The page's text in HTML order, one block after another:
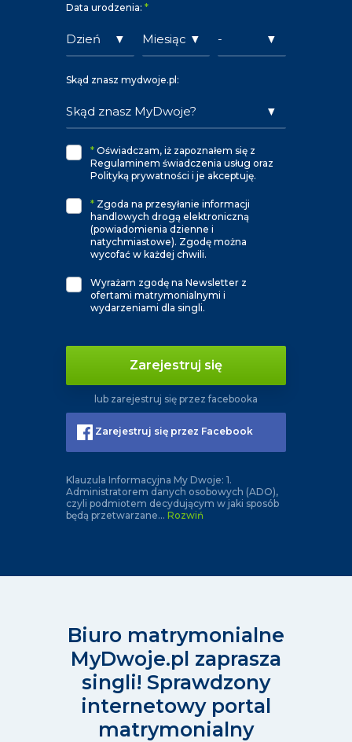
Data urodzenia: *
Skąd znasz mydwoje.pl:
* Oświadczam, iż zapoznałem się z
Regulaminem świadczenia usług oraz
Polityką prywatności i je akceptuję.
* Zgoda na przesyłanie informacji
handlowych drogą elektroniczną
(powiadomienia dzienne i
natychmiastowe). Zgodę można
wycofać w każdej chwili.
Wyrażam zgodę na Newsletter z
ofertami matrymonialnymi i
wydarzeniami dla singli.
Zarejestruj się
lub zarejestruj się przez facebooka
Zarejestruj się przez Facebook
Klauzula Informacyjna My Dwoje: 1.
Administratorem danych osobowych (ADO),
czyli podmiotem decydującym w jaki sposób
będą przetwarzane... Rozwiń
Biuro matrymonialne
MyDwoje.pl zaprasza
singli! Sprawdzony
internetowy portal
matrymonialny